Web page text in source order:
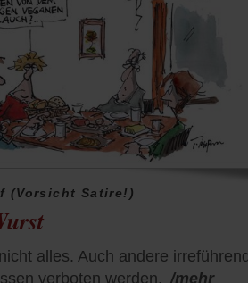
(Vorsicht Satire!)
alles. Auch andere
verboten werden. /mehr